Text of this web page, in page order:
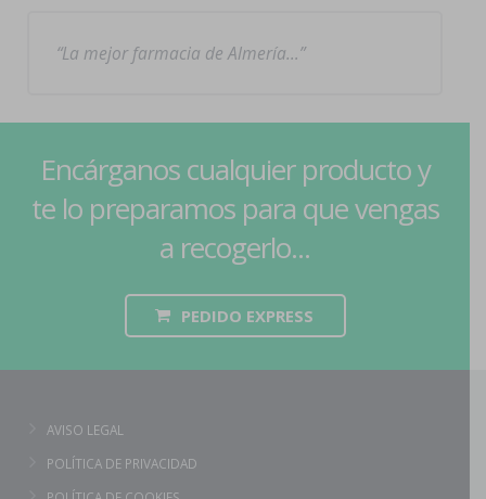
La mejor farmacia de Almería…
Encárganos cualquier producto y
te lo preparamos para que vengas
a recogerlo...
PEDIDO EXPRESS
AVISO LEGAL
POLÍTICA DE PRIVACIDAD